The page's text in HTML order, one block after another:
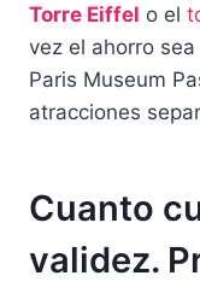
Torre Eiffel o el
vez el ahorro
Paris Museum
atracciones
Cuanto
validez.